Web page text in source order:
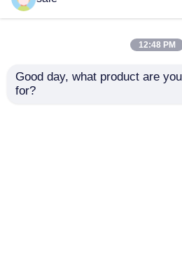
পলিশিং মেশিন রডস স্যান্ডিং
12:48 PM
Good day, what product are
for?